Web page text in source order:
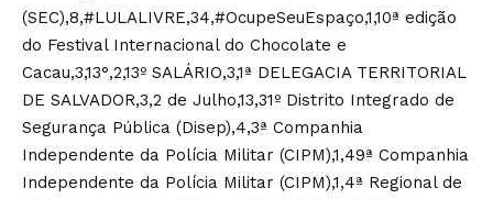
(SEC),8,#LULALIVRE,34,#OcupeSeuEspaço,1,10ª edição
do Festival Internacional do Chocolate e
Cacau,3,13°,2,13º SALÁRIO,3,1ª DELEGACIA TERRITORIAL
DE SALVADOR,3,2 de Julho,13,31º Distrito Integrado de
Segurança Pública (Disep),4,3ª Companhia
Independente da Polícia Militar (CIPM),1,49ª Companhia
Independente da Polícia Militar (CIPM),1,4ª Regional de